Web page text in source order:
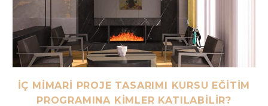
İÇ MIMARI PROJE TASARIMI KURSU EĞITIM
PROGRAMINA KIMLER KATILABILIR?